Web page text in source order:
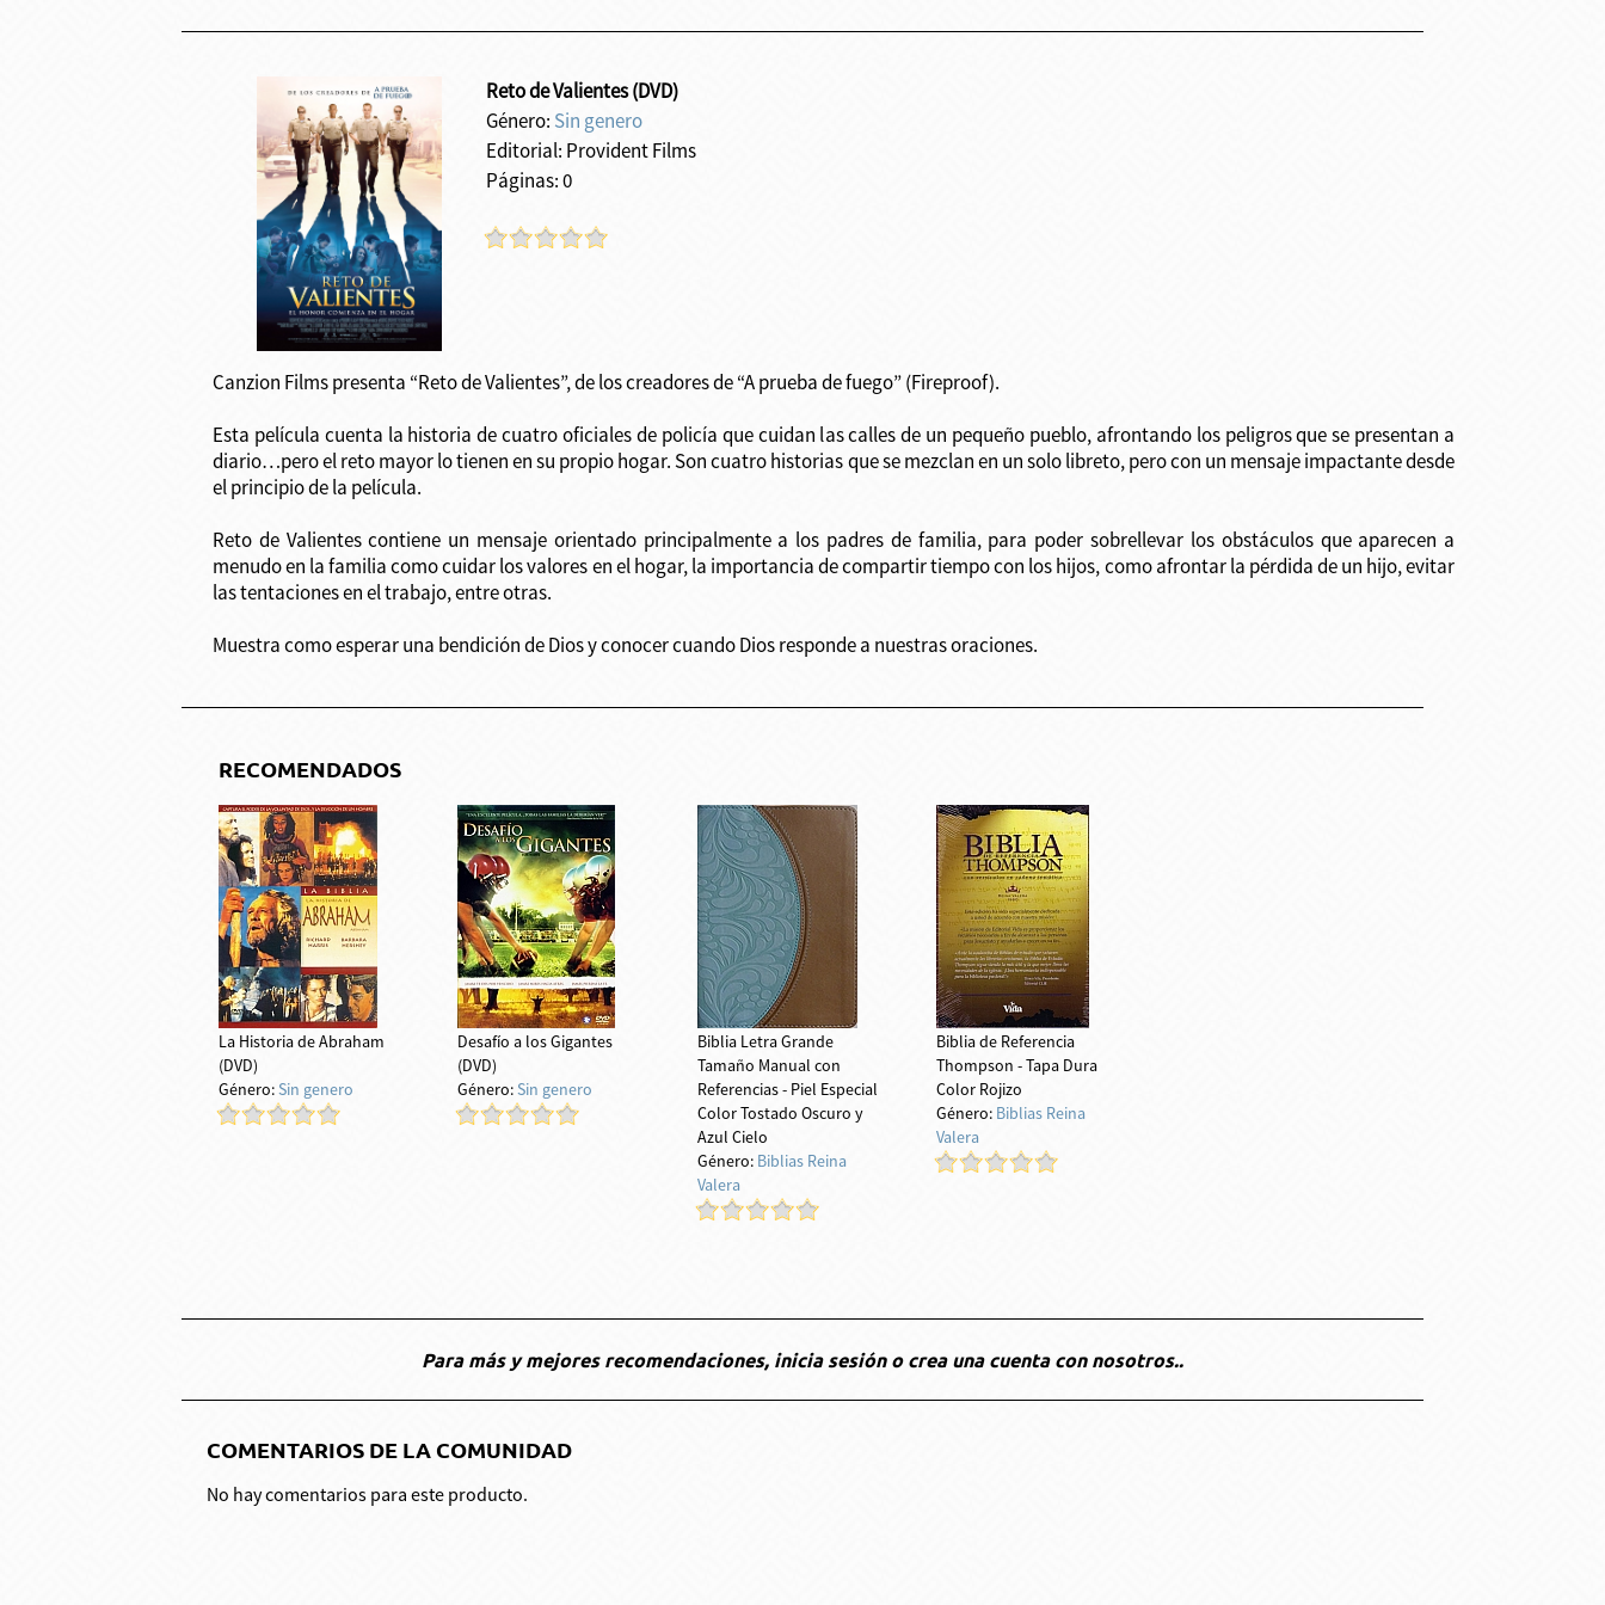
Reto de Valientes (DVD)
Género: Sin genero
Editorial: Provident Films
Páginas: 0
Canzion Films presenta “Reto de Valientes”, de los creadores de “A prueba de fuego” (Fireproof).
Esta película cuenta la historia de cuatro oficiales de policía que cuidan las calles de un pequeño pueblo, afrontando los peligros que se presentan a
diario…pero el reto mayor lo tienen en su propio hogar. Son cuatro historias que se mezclan en un solo libreto, pero con un mensaje impactante desde
el principio de la película.
Reto de Valientes contiene un mensaje orientado principalmente a los padres de familia, para poder sobrellevar los obstáculos que aparecen a
menudo en la familia como cuidar los valores en el hogar, la importancia de compartir tiempo con los hijos, como afrontar la pérdida de un hijo, evitar
las tentaciones en el trabajo, entre otras.
Muestra como esperar una bendición de Dios y conocer cuando Dios responde a nuestras oraciones.
RECOMENDADOS
La Historia de Abraham
(DVD)
Género:Sin genero
Desafío a los Gigantes
(DVD)
Género:Sin genero
Biblia Letra Grande
Tamaño Manual con
Referencias - Piel Especial
Color Tostado Oscuro y
Azul Cielo
Género: Biblias Reina
Valera
Biblia de Referencia
Thompson - Tapa Dura
Color Rojizo
Género: Biblias Reina
Valera
Para más y mejores recomendaciones, inicia sesión o crea una cuenta con nosotros..
COMENTARIOS DE LA COMUNIDAD
No hay comentarios para este producto.